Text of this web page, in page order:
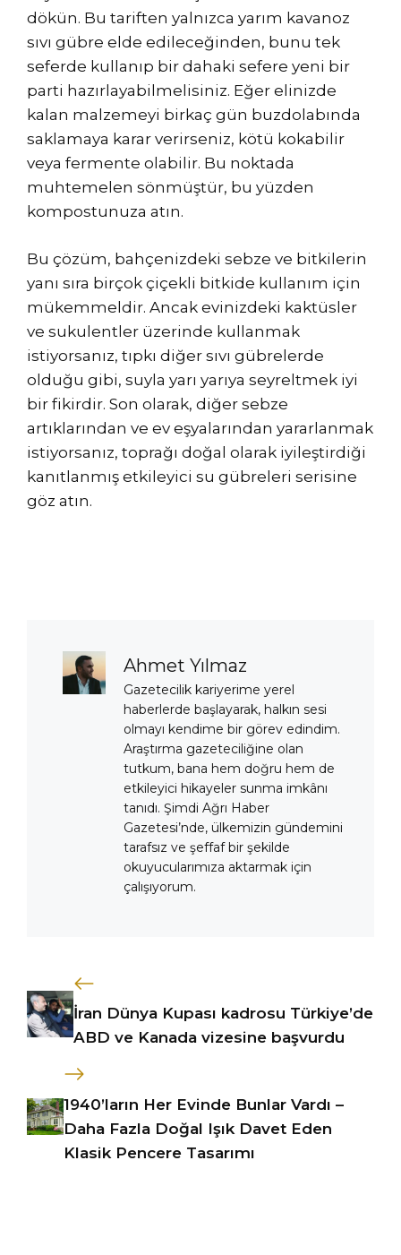
dökün. Bu tariften yalnızca yarım kavanoz
sıvı gübre elde edileceğinden, bunu tek
seferde kullanıp bir dahaki sefere yeni bir
parti hazırlayabilmelisiniz. Eğer elinizde
kalan malzemeyi birkaç gün buzdolabında
saklamaya karar verirseniz, kötü kokabilir
veya fermente olabilir. Bu noktada
muhtemelen sönmüştür, bu yüzden
kompostunuza atın.
Bu çözüm, bahçenizdeki sebze ve bitkilerin
yanı sıra birçok çiçekli bitkide kullanım için
mükemmeldir. Ancak evinizdeki kaktüsler
ve sukulentler üzerinde kullanmak
istiyorsanız, tıpkı diğer sıvı gübrelerde
olduğu gibi, suyla yarı yarıya seyreltmek iyi
bir fikirdir. Son olarak, diğer sebze
artıklarından ve ev eşyalarından yararlanmak
istiyorsanız, toprağı doğal olarak iyileştirdiği
kanıtlanmış etkileyici su gübreleri serisine
göz atın.
Ahmet Yılmaz
Gazetecilik kariyerime yerel
haberlerde başlayarak, halkın sesi
olmayı kendime bir görev edindim.
Araştırma gazeteciliğine olan
tutkum, bana hem doğru hem de
etkileyici hikayeler sunma imkânı
tanıdı. Şimdi Ağrı Haber
Gazetesi’nde, ülkemizin gündemini
tarafsız ve şeffaf bir şekilde
okuyucularımıza aktarmak için
çalışıyorum.
İran Dünya Kupası kadrosu Türkiye’de
ABD ve Kanada vizesine başvurdu
1940’ların Her Evinde Bunlar Vardı –
Daha Fazla Doğal Işık Davet Eden
Klasik Pencere Tasarımı